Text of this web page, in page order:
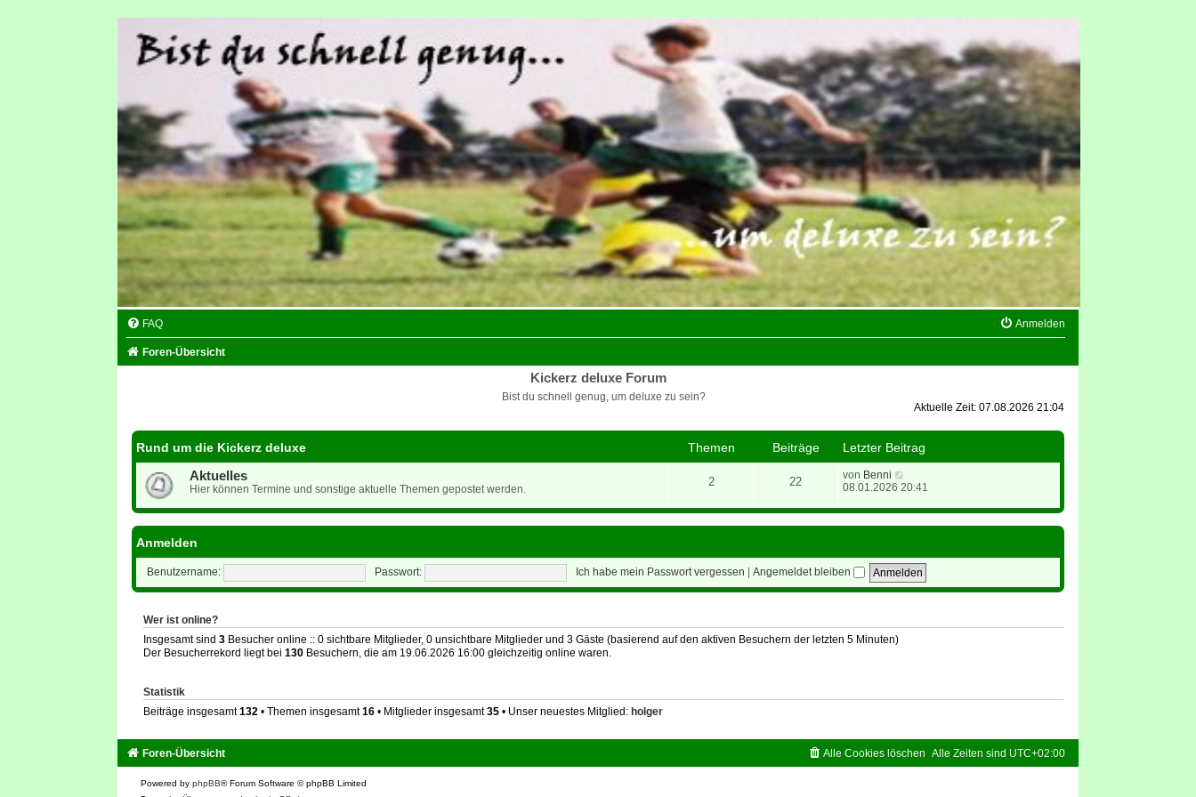
FAQ Anmelden
Foren-Übersicht
Kickerz deluxe Forum
Bist du schnell genug, um deluxe zu sein?
Aktuelle Zeit: 07.08.2026 21:04
Rund um die Kickerz deluxe Themen Beiträge
Letzter Beitrag
Aktuelles
Hier können Termine und sonstige aktuelle Themen gepostet werden.
2 22 von Benni
e
e
s
r
B
e
08.01.2026 20:41
Anmelden
Benutzername: Passwort: Ich habe mein Passwort vergessen | Angemeldet bleiben
Wer ist online?
Insgesamt sind 3Besucher online :: 0 sichtbare Mitglieder, 0 unsichtbare Mitglieder und 3 Gäste (basierend auf den aktiven Besuchern der letzten 5 Minuten)
Der Besucherrekord liegt bei 130Besuchern, die am 19.06.2026 16:00 gleichzeitig online waren.
Statistik
Beiträge insgesamt132• Themen insgesamt16• Mitglieder insgesamt35• Unser neuestes Mitglied: holger
Foren-Übersicht Alle Zeiten sind UTC+02:00
Alle Cookies löschen
Powered by phpBB® Forum Software © phpBB Limited